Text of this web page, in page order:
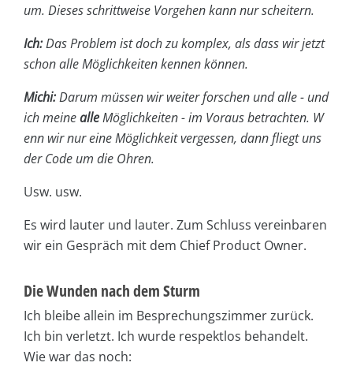
um. Dieses schrittweise Vorgehen kann nur scheitern.
Ich:Das Problem ist doch zu komplex, als dass wir jetzt
schon alle Möglichkeiten kennen können.
Michi:Darum müssen wir weiter forschen und alle - und
ich meinealleMöglichkeiten - im Voraus betrachten. W
enn wir nur eine Möglichkeit vergessen, dann fliegt uns
der Code um die Ohren.
Usw. usw.
Es wird lauter und lauter. Zum Schluss vereinbaren
wir ein Gespräch mit dem Chief Product Owner.
Die Wunden nach dem Sturm
Ich bleibe allein im Besprechungszimmer zurück.
Ich bin verletzt. Ich wurde respektlos behandelt.
Wie war das noch: